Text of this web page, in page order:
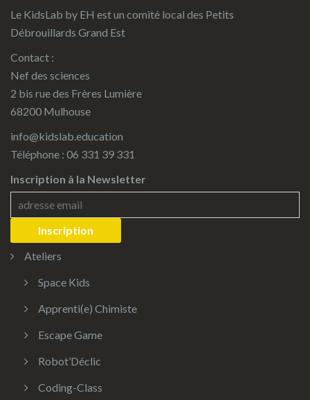
Le KidsLab by EH est un comité local des Petits
Débrouillards Grand Est
Contact :
Nef des sciences
2 bis rue des Frères Lumière
68200 Mulhouse
info@kidslab.education
Téléphone : 06 331 39 331
Inscription à la Newsletter
Ateliers
Space Kids
Apprenti(e) Chimiste
Escape Game
Robot’Déclic
Coding-Class